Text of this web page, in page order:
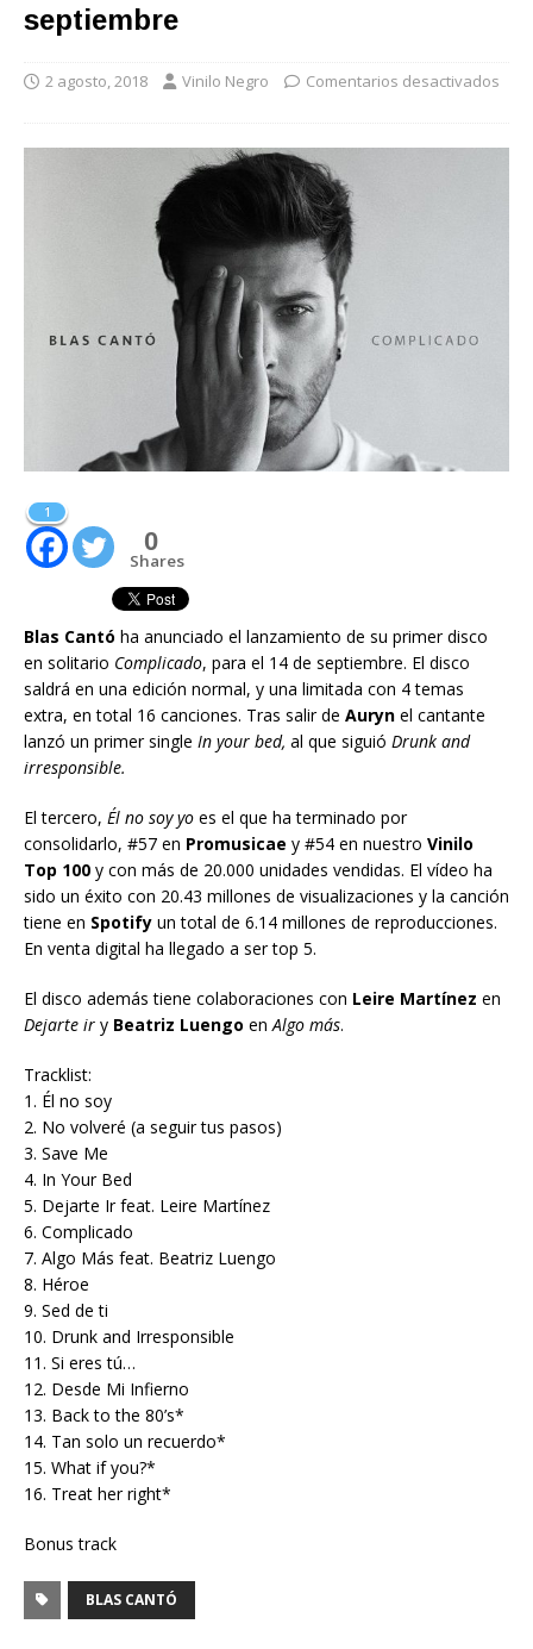
septiembre
2 agosto, 2018 Vinilo Negro Comentarios desactivados
1
0
Shares
Blas Cantó ha anunciado el lanzamiento de su primer disco
en solitario Complicado, para el 14 de septiembre. El disco
saldrá en una edición normal, y una limitada con 4 temas
extra, en total 16 canciones. Tras salir de Auryn el cantante
lanzó un primer single In your bed, al que siguió Drunk and
irresponsible.
El tercero, Él no soy yo es el que ha terminado por
consolidarlo, #57 en Promusicae y #54 en nuestro Vinilo
Top 100 y con más de 20.000 unidades vendidas. El vídeo ha
sido un éxito con 20.43 millones de visualizaciones y la canción
tiene en Spotify un total de 6.14 millones de reproducciones.
En venta digital ha llegado a ser top 5.
El disco además tiene colaboraciones con Leire Martínez en
Dejarte ir y Beatriz Luengo en Algo más.
Tracklist:
1. Él no soy
2. No volveré (a seguir tus pasos)
3. Save Me
4. In Your Bed
5. Dejarte Ir feat. Leire Martínez
6. Complicado
7. Algo Más feat. Beatriz Luengo
8. Héroe
9. Sed de ti
10. Drunk and Irresponsible
11. Si eres tú…
12. Desde Mi Infierno
13. Back to the 80’s*
14. Tan solo un recuerdo*
15. What if you?*
16. Treat her right*
Bonus track
BLAS CANTÓ